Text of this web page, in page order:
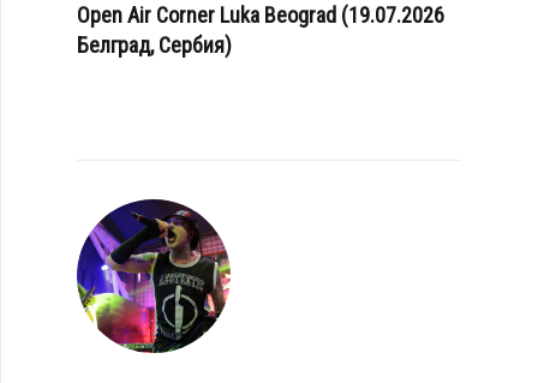
Open Air Corner Luka Beograd (19.07.2026
Белград, Сербия)